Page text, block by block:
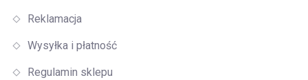
Reklamacja
Wysyłka i płatność
Regulamin sklepu